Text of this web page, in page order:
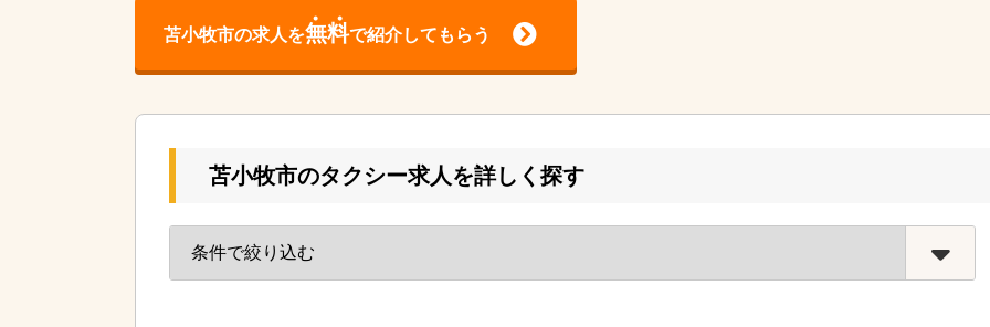
苫小牧市の求人を無料で紹介してもらう
苫小牧市のタクシー求人を詳しく探す